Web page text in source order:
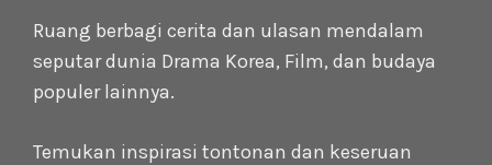
Ruang berbagi cerita dan ulasan mendalam
seputar dunia Drama Korea, Film, dan budaya
populer lainnya.
Temukan inspirasi tontonan dan keseruan